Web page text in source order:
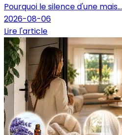
Pourquoi le silence d'une mais...
2026-08-06
Lire l'article